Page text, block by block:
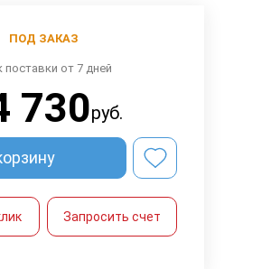
ПОД ЗАКАЗ
поставки от 7 дней
730руб.
Запросить счет